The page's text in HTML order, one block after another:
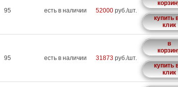
95 есть в наличии 52000 руб./шт.
купить
клик
95 есть в наличии 31873 руб./шт.
в
купить
клик